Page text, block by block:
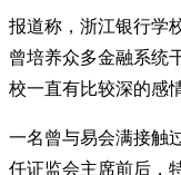
报道称，浙江银行学
曾培养众多金融系统
校一直有比较深的感
一名曾与易会满接触
任证监会主席前后，